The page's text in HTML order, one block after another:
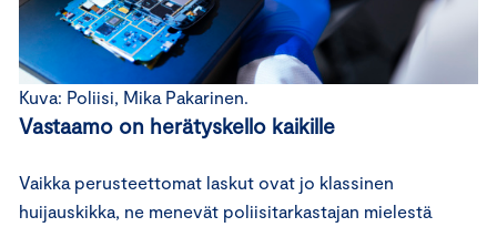
Kuva: Poliisi, Mika Pakarinen.
Vastaamo on herätyskello kaikille
Vaikka perusteettomat laskut ovat jo klassinen
huijauskikka, ne menevät poliisitarkastajan mielestä